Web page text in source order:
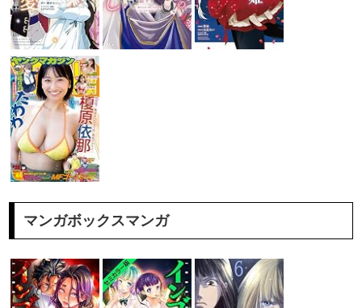
マンガボックスマンガ